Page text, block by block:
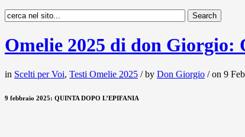
Omelie 2025 di don
in Scelti per Voi, Testi Omelie 2025 / by Don Giorgio / on 9
9 febbraio 2025: QUINTA DOPO L’EPIFANIA